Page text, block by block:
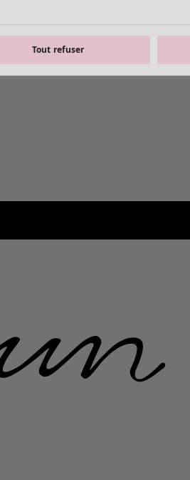
Tout refuser